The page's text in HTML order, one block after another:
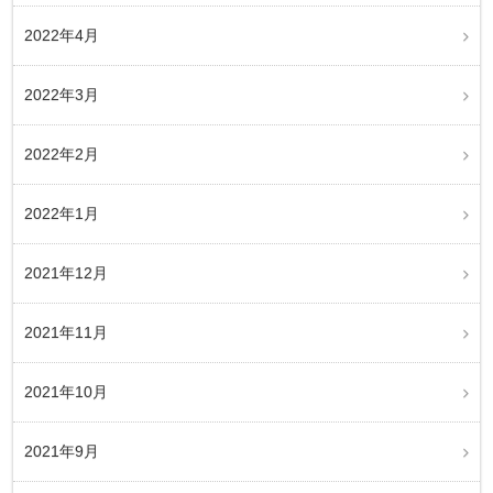
2022年4月
2022年3月
2022年2月
2022年1月
2021年12月
2021年11月
2021年10月
2021年9月